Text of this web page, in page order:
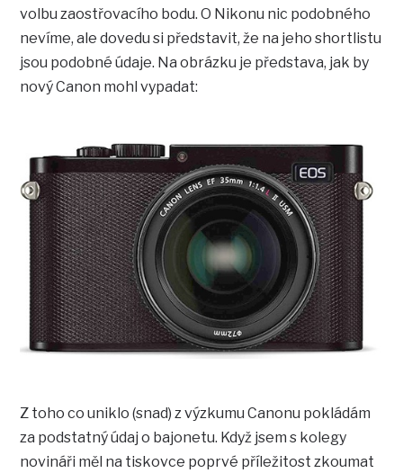
volbu zaostřovacího bodu. O Nikonu nic podobného
nevíme, ale dovedu si představit, že na jeho shortlistu
jsou podobné údaje. Na obrázku je představa, jak by
nový Canon mohl vypadat:
Z toho co uniklo (snad) z výzkumu Canonu pokládám
za podstatný údaj o bajonetu. Když jsem s kolegy
novináři měl na tiskovce poprvé příležitost zkoumat